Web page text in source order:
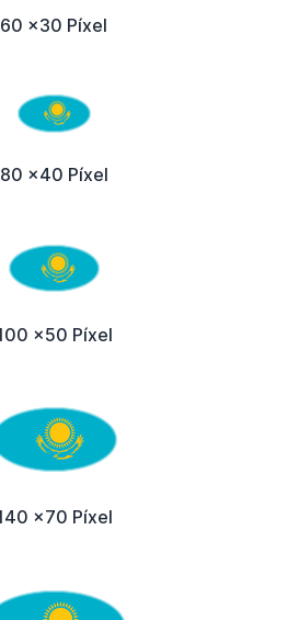
60 x30 Píxel
80 x40 Píxel
x50 Píxel
x70 Píxel